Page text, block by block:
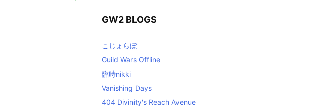
GW2 BLOGS
こじょらぼ
Guild Wars Offline
臨時nikki
Vanishing Days
404 Divinity's Reach Avenue